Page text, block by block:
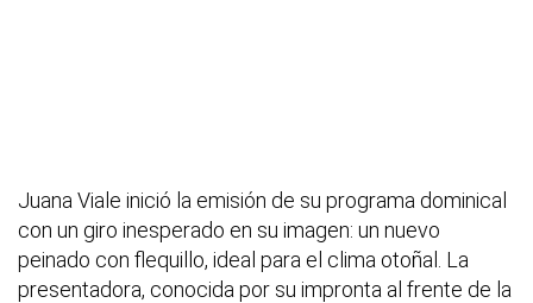
Juana Viale inició la emisión de su programa dominical
con un giro inesperado en su imagen: un nuevo
peinado con flequillo, ideal para el clima otoñal. La
presentadora, conocida por su impronta al frente de la